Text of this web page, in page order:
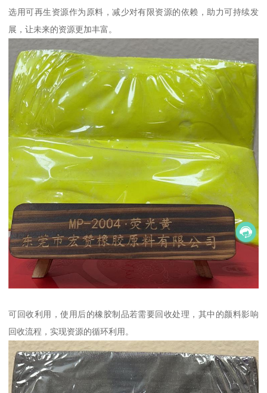
选用可再生资源作为原料，减少对有限资源的依赖，助力可持续发
展，让未来的资源更加丰富。
可回收利用，使用后的橡胶制品若需要回收处理，其中的颜料影响
回收流程，实现资源的循环利用。